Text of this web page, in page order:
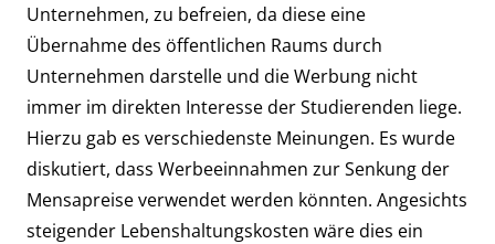
Unternehmen, zu befreien, da diese eine
Übernahme des öffentlichen Raums durch
Unternehmen darstelle und die Werbung nicht
immer im direkten Interesse der Studierenden liege.
Hierzu gab es verschiedenste Meinungen. Es wurde
diskutiert, dass Werbeeinnahmen zur Senkung der
Mensapreise verwendet werden könnten. Angesichts
steigender Lebenshaltungskosten wäre dies ein